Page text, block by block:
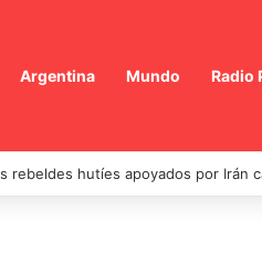
Argentina Mundo Radio
rebeldes hutíes apoyados por Irán